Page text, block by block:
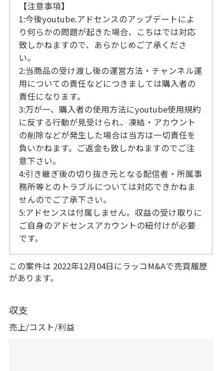
【注意事項】
1:今後youtube.アドセンスのアップデートによ
り何らかの問題が起きた場合、こちはでは対応
致しかねますので、あらかじめご了承くださ
い。
2:当商品の受け渡し後の運営方法・チャンネル運
用についての責任などにつきましては購入者の
責任になります。
3:万が一、購入者の使用方法にyoutube使用規約
に反する行動が見受けられ、凍結・アカウント
の削除などが発生した場合は当方は一切責任を
負いかねます。ご返金も致しかねますのでご注
意下さい。
4:引き継ぎ後の切り抜き元となる配信者・所属事
務所等とのトラブルについては対応できかねま
せんのでご了承下さい。
5:アドセンスは付属しません。収益の受け取りに
ご自身のアドセンスアカウントの紐付けが必要
です。
この案件は 2022年12月04日にラッコM&Aで売買履歴
があります。
収支
売上/コスト/利益